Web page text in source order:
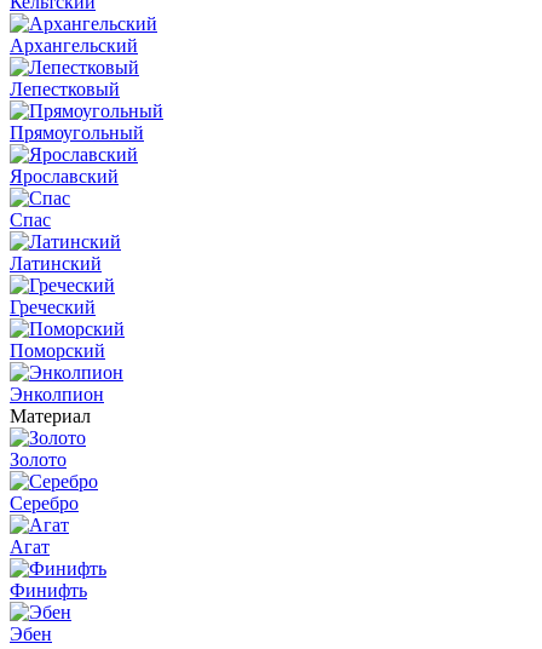
Архангельский
Лепестковый
Прямоугольный
Ярославский
Спас
Латинский
Греческий
Поморский
Энколпион
Материал
Золото
Серебро
Агат
Финифть
Эбен